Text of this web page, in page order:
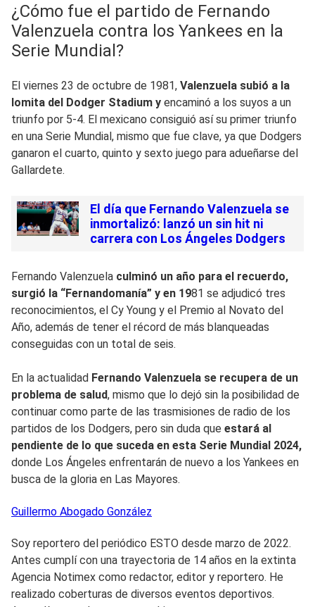
¿Cómo fue el partido de Fernando
Valenzuela contra los Yankees en la
Serie Mundial?
El viernes 23 de octubre de 1981, Valenzuela subió a la
lomita del Dodger Stadium y encaminó a los suyos a un
triunfo por 5-4. El mexicano consiguió así su primer triunfo
en una Serie Mundial, mismo que fue clave, ya que Dodgers
ganaron el cuarto, quinto y sexto juego para adueñarse del
Gallardete.
El día que Fernando Valenzuela se
inmortalizó: lanzó un sin hit ni
carrera con Los Ángeles Dodgers
Fernando Valenzuela culminó un año para el recuerdo,
surgió la “Fernandomanía” y en 1981 se adjudicó tres
reconocimientos, el Cy Young y el Premio al Novato del
Año, además de tener el récord de más blanqueadas
conseguidas con un total de seis.
En la actualidad Fernando Valenzuela se recupera de un
problema de salud, mismo que lo dejó sin la posibilidad de
continuar como parte de las trasmisiones de radio de los
partidos de los Dodgers, pero sin duda que estará al
pendiente de lo que suceda en esta Serie Mundial 2024,
donde Los Ángeles enfrentarán de nuevo a los Yankees en
busca de la gloria en Las Mayores.
Guillermo Abogado González
Soy reportero del periódico ESTO desde marzo de 2022.
Antes cumplí con una trayectoria de 14 años en la extinta
Agencia Notimex como redactor, editor y reportero. He
realizado coberturas de diversos eventos deportivos.